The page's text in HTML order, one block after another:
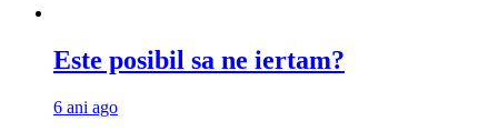
Este posibil sa ne iertam?
6 ani ago